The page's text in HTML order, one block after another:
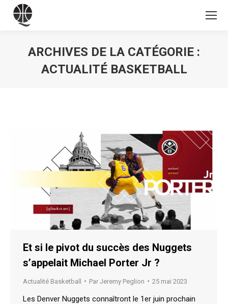
ARCHIVES DE LA CATÉGORIE :
ACTUALITÉ BASKETBALL
Et si le pivot du succès des Nuggets
s’appelait Michael Porter Jr ?
Actualité Basketball Par Jeremy Peglion 25 mai 2023
Les Denver Nuggets connaîtront le 1er juin prochain